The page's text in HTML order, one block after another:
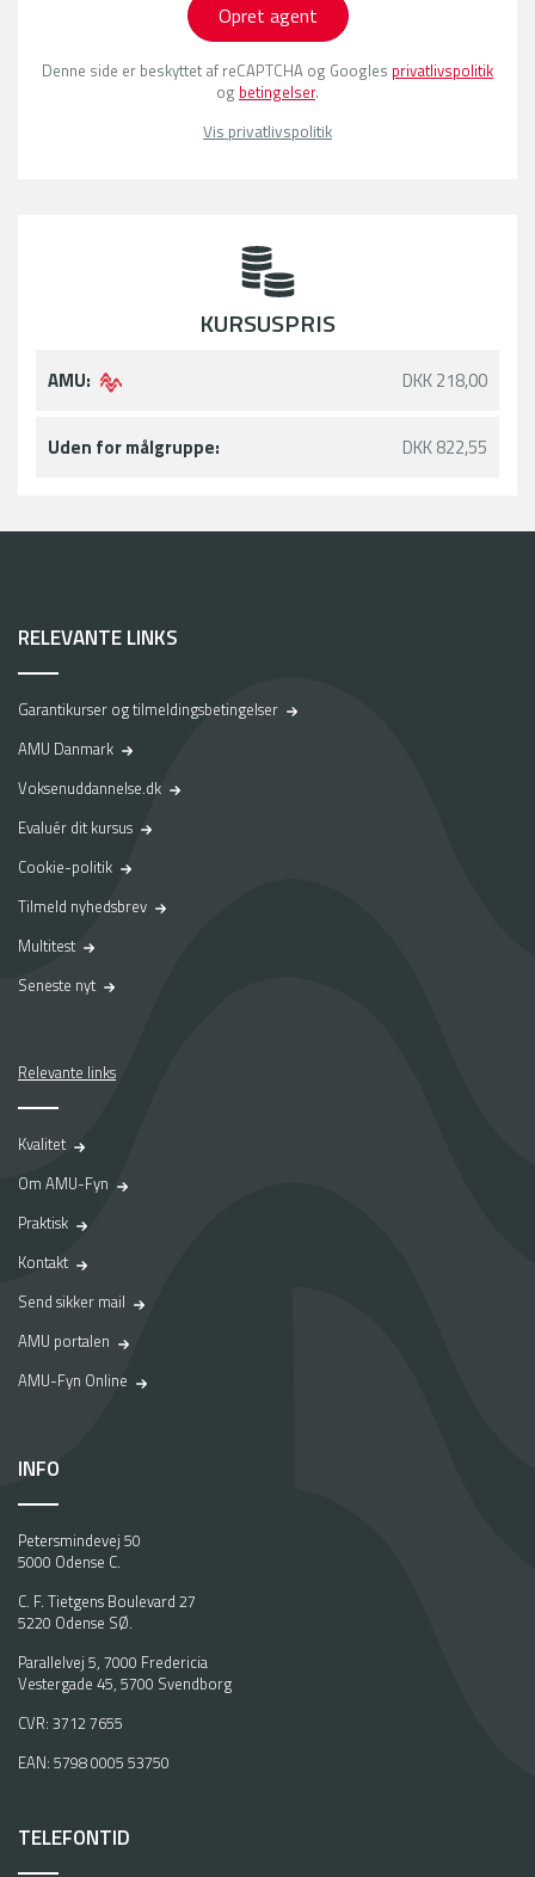
Opret agent
Denne side er beskyttet af reCAPTCHA og Googles privatlivspolitik
og betingelser.
Vis privatlivspolitik
KURSUSPRIS
AMU: DKK 218,00
Uden for målgruppe: DKK 822,55
RELEVANTE LINKS
Garantikurser og tilmeldingsbetingelser
AMU Danmark
Voksenuddannelse.dk
Evaluér dit kursus
Cookie-politik
Tilmeld nyhedsbrev
Multitest
Seneste nyt
Relevante links
Kvalitet
Om AMU-Fyn
Praktisk
Kontakt
Send sikker mail
AMU portalen
AMU-Fyn Online
INFO
Petersmindevej 50
5000 Odense C.
C. F. Tietgens Boulevard 27
5220 Odense SØ.
Parallelvej 5, 7000 Fredericia
Vestergade 45, 5700 Svendborg
CVR: 3712 7655
EAN: 5798 0005 53750
TELEFONTID